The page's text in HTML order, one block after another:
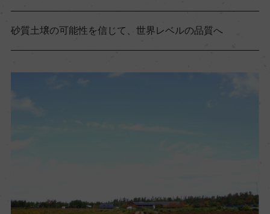
砂質土壌の可能性を信じて、世界レベルの品質へ